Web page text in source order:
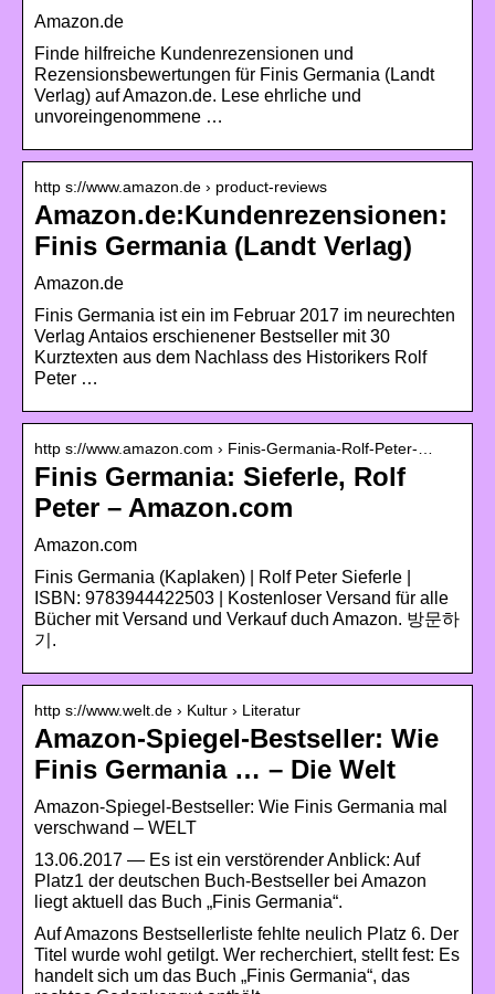
Amazon.de
Finde hilfreiche Kundenrezensionen und
Rezensionsbewertungen für Finis Germania (Landt
Verlag) auf Amazon.de. Lese ehrliche und
unvoreingenommene …
http s://www.amazon.de › product-reviews
Amazon.de:Kundenrezensionen:
Finis Germania (Landt Verlag)
Amazon.de
Finis Germania ist ein im Februar 2017 im neurechten
Verlag Antaios erschienener Bestseller mit 30
Kurztexten aus dem Nachlass des Historikers Rolf
Peter …
http s://www.amazon.com › Finis-Germania-Rolf-Peter-…
Finis Germania: Sieferle, Rolf
Peter – Amazon.com
Amazon.com
Finis Germania (Kaplaken) | Rolf Peter Sieferle |
ISBN: 9783944422503 | Kostenloser Versand für alle
Bücher mit Versand und Verkauf duch Amazon. 방문하
기.
http s://www.welt.de › Kultur › Literatur
Amazon-Spiegel-Bestseller: Wie
Finis Germania … – Die Welt
Amazon-Spiegel-Bestseller: Wie Finis Germania mal
verschwand – WELT
13.06.2017 — Es ist ein verstörender Anblick: Auf
Platz1 der deutschen Buch-Bestseller bei Amazon
liegt aktuell das Buch „Finis Germania“.
Auf Amazons Bestsellerliste fehlte neulich Platz 6. Der
Titel wurde wohl getilgt. Wer recherchiert, stellt fest: Es
handelt sich um das Buch „Finis Germania“, das